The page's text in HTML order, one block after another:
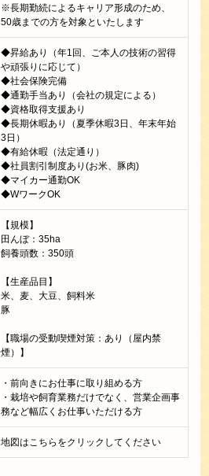
※長期勤続によるキャリア形成のため、
50歳までの方を対象といたします
◆昇給あり（年1回、ご本人の技術の習得
や頑張りに応じて）
◆社会保険完備
◆通勤手当あり（会社の規定による）
◆資格取得支援あり
◆長期休暇あり（夏季休暇3日、年末年始
3日）
◆有給休暇（法定通り）
◆社員割引制度あり(お米、豚肉)
◆マイカー通勤OK
◆WワークOK
【規模】
田んぼ：35ha
飼養頭数：350頭
【生産品目】
米、麦、大豆、飼料米
豚
【職場の受動喫煙対策：あり（屋内禁
煙）】
・前向きにお仕事に取り組める方
・栽培や飼育業務だけでなく、営業企画事
務など幅広くお仕事いただける方
地図はこちらをクリックしてください